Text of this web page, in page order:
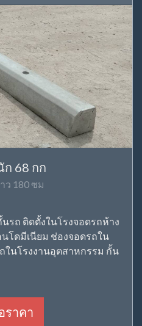
ก 68 กก
ว 180 ซม
รถ ติดตั้งในโรงจอดรถห้าง
โดมีเนียม ช่องจอดรถใน
ในโรงงานอุตสาหกรรม กั้น
ราคา